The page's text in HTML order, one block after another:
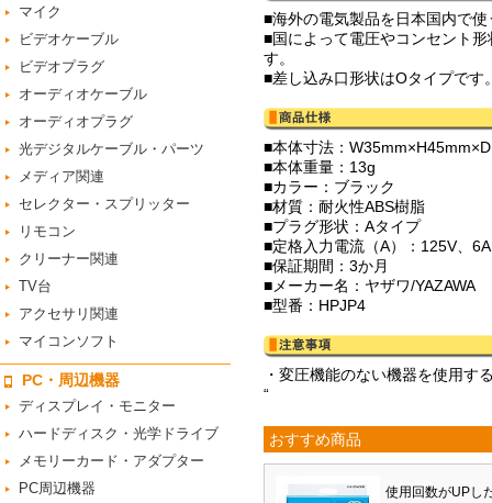
マイク
ビデオケーブル
ビデオプラグ
オーディオケーブル
オーディオプラグ
光デジタルケーブル・パーツ
メディア関連
セレクター・スプリッター
リモコン
クリーナー関連
TV台
アクセサリ関連
マイコンソフト
PC・周辺機器
ディスプレイ・モニター
ハードディスク・光学ドライブ
メモリーカード・アダプター
PC周辺機器
■海外の電気製品を日本国内で
■国によって電圧やコンセント
す。
■差し込み口形状はOタイプです
■本体寸法：
■本体重量：13g
■カラー：ブラック
■材質：耐火性ABS樹脂
■プラグ形状：Aタイプ
■定格入力電流（A）：125V、6A
■保証期間：3か月
■メーカー名：ヤザワ/YAZAWA
■型番：HPJP4
・変圧機能のない機器を使用す
“
おすすめ商品
使用回数がUPし